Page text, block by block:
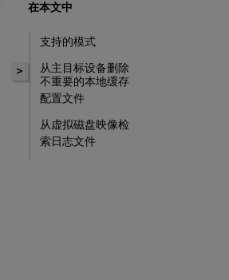
>
在本文中
支持的模式
从主目标设备删除
不重要的本地缓存
配置文件
从虚拟磁盘映像检
索日志文件